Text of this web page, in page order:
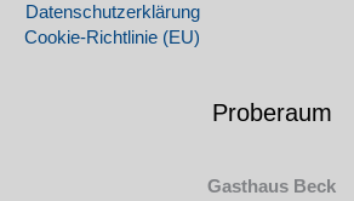
Datenschutz­erklärung
Cookie-Richtlinie (EU)
Proberaum
Gasthaus Beck